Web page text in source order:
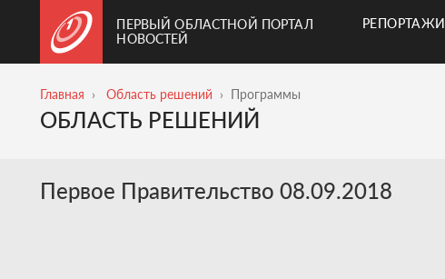
ПЕРВЫЙ ОБЛАСТНОЙ ПОРТАЛ
НОВОСТЕЙ
РЕПОРТАЖИ
Главная Область решений Программы
ОБЛАСТЬ РЕШЕНИЙ
Первое Правительство 08.09.2018